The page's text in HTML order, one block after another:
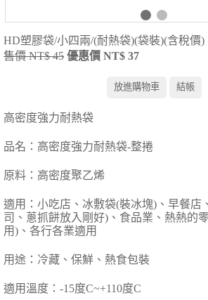
HD塑膠袋/小四兩/(耐熱袋)(袋裝)(含稅價)
售價 NT$ 45 優惠價 NT$ 37
高密度強力耐熱袋
品名：高密度強力耐熱袋-整捲
原料：高密度聚乙烯
適用：小吃店、冰敷袋(裝冰塊)、早餐店
司、 蔥抓餅放入剛好)、食品業、熱熱的
用)、各行各業適用
用途：冷藏、保鮮、熱食包裝
適用溫度：-15度C~+110度C